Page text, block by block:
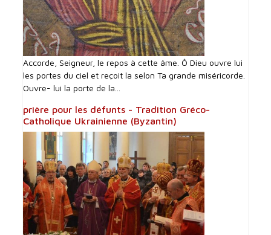
Accorde, Seigneur, le repos à cette âme. Ô Dieu ouvre lui
les portes du ciel et reçoit la selon Ta grande miséricorde.
Ouvre- lui la porte de la...
prière pour les défunts - Tradition Gréco-
Catholique Ukrainienne (Byzantin)